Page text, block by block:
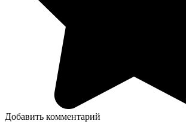
Добавить комментарий